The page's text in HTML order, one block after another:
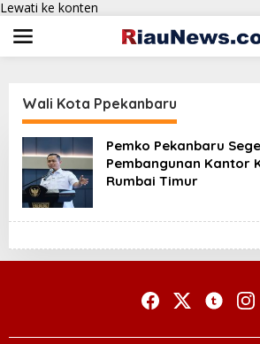
Lewati ke konten
Wali Kota Ppekanbaru
Pemko Pekanbaru
Pembangunan Kantor
Rumbai Timur